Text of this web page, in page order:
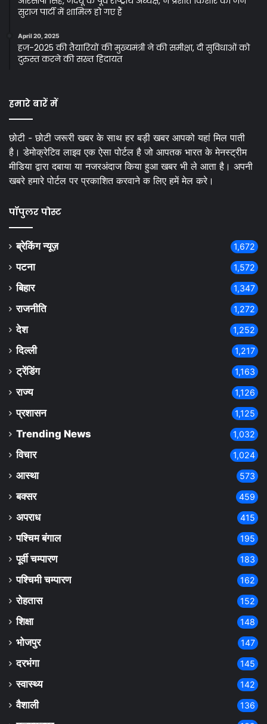
सुराज पार्टी में शामिल हो गए हैं
April 20, 2025
हज-2025 की तैयारियों की मुख्यमंत्री ने की समीक्षा, दी सुविधाओं को
दुरुस्त करने की सख्त हिदायत
हमारे बारें में
छोटी - छोटी जरूरी खबर के साथ हर बड़ी खबर आपको यहां मिल पाती
है। डेमोक्रेटिव लाइव एक ऐसा पोर्टल है जो आपतक भारत के मेनस्ट्रीम
मीडिया द्वारा दबाया या नजरअंदाज किया हुआ खबर भी ले आता है। अपनी
खबरे हमारे पोर्टल पर प्रकाशित करवाने क लिए हमें मेल करे।
पॉपुलर पोस्ट
ब्रेकिंग न्यूज़ 1,672
पटना 1,572
बिहार 1,347
राजनीति 1,272
देश 1,252
दिल्ली 1,217
ट्रेंडिंग 1,163
राज्य 1,126
प्रशासन 1,125
Trending News 1,032
विचार 1,024
आस्था 573
बक्सर 459
अपराध 415
पश्चिम बंगाल 195
पूर्वी चम्पारण 183
पश्चिमी चम्पारण 162
रोहतास 152
शिक्षा 148
भोजपुर 147
दरभंगा 145
स्वास्थ्य 142
वैशाली 136